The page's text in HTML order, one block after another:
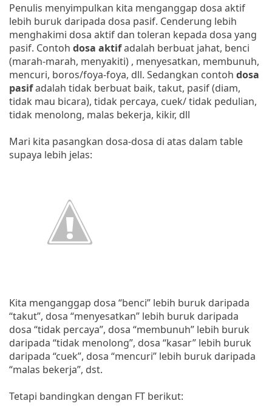
Penulis menyimpulkan kita menganggap dosa aktif
lebih buruk daripada dosa pasif. Cenderung lebih
menghakimi dosa aktif dan toleran kepada dosa yang
pasif. Contoh dosa aktifadalah berbuat jahat, benci
(marah-marah, menyakiti) , menyesatkan, membunuh,
mencuri, boros/foya-foya, dll. Sedangkan contoh dosa
pasifadalah tidak berbuat baik, takut, pasif (diam,
tidak mau bicara), tidak percaya, cuek/ tidak pedulian,
tidak menolong, malas bekerja, kikir, dll
Mari kita pasangkan dosa-dosa di atas dalam table
supaya lebih jelas:
Kita menganggap dosa “benci” lebih buruk daripada
“takut”, dosa “menyesatkan” lebih buruk daripada
dosa “tidak percaya”, dosa “membunuh” lebih buruk
daripada “tidak menolong”, dosa “kasar” lebih buruk
daripada “cuek”, dosa “mencuri” lebih buruk daripada
“malas bekerja”, dst.
Tetapi bandingkan dengan FT berikut: